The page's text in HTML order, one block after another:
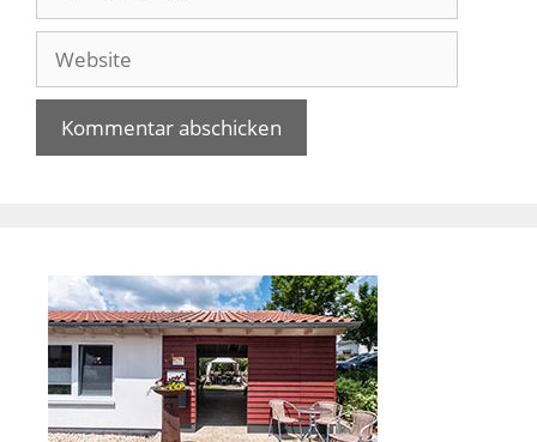
Mail-
Adresse
Website